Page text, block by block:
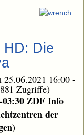
HD: Die
16:00 -
Zugriffe)
03:30 ZDF Info
der